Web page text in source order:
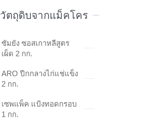
วัตถุดิบจากแม็คโคร
ซัมยัง ซอสเกาหลีสูตร
เผ็ด 2 กก.
ARO ปีกกลางไก่แช่แข็ง
2 กก.
เซพแพ็ค แป้งทอดกรอบ
1 กก.